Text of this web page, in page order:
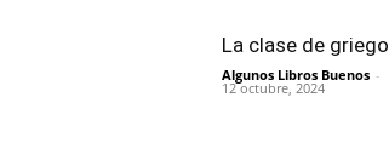
La clase de griego
Algunos Libros Buenos -
12 octubre, 2024